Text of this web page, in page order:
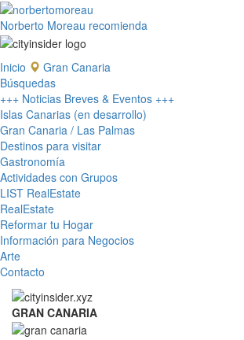
Norberto Moreau recomienda
Inicio
Gran Canaria
Búsquedas
+++ Noticias Breves & Eventos +++
Islas Canarias (en desarrollo)
Gran Canaria / Las Palmas
Destinos para visitar
Gastronomía
Actividades con Grupos
LIST RealEstate
RealEstate
Reformar tu Hogar
Información para Negocios
Arte
Contacto
GRAN CANARIA